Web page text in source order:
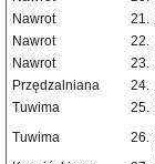
Nawrot
21.
Nawrot
22.
Nawrot
23.
Przędzalniana
24.
Tuwima
25.
Tuwima
26.